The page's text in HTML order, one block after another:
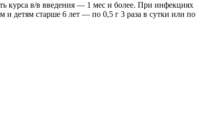
курса в/в введения — 1 мес и более. При инфекциях
и детям старше 6 лет — по 0,5 г 3 раза в сутки или по